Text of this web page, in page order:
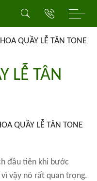
QUẦY LỄ TÂN TONE
LỄ TÂN
đầu tiên khi bước
vậy nó rất quan trọng.